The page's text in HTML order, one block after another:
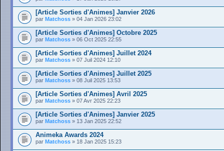
[Article Sorties d'Animes] Janvier 2026
par Matchoss » 04 Jan 2026 23:02
[Article Sorties d'Animes] Octobre 2025
par Matchoss » 06 Oct 2025 22:55
[Article Sorties d'Animes] Juillet 2024
par Matchoss » 07 Juil 2024 12:10
[Article Sorties d'Animes] Juillet 2025
par Matchoss » 08 Juil 2025 13:53
[Article Sorties d'Animes] Avril 2025
par Matchoss » 07 Avr 2025 22:23
[Article Sorties d'Animes] Janvier 2025
par Matchoss » 13 Jan 2025 22:52
Animeka Awards 2024
par Matchoss » 18 Jan 2025 15:23